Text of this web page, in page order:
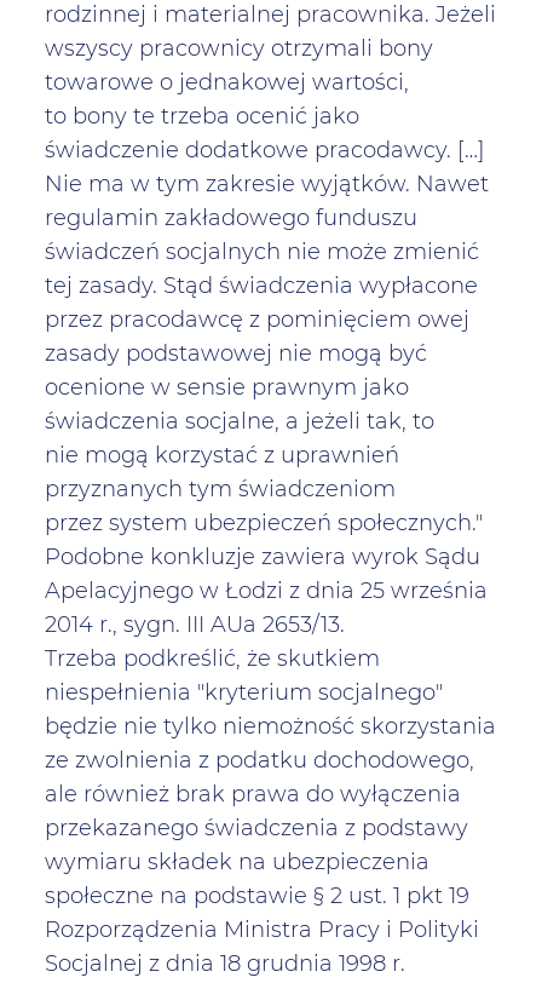
rodzinnej i materialnej pracownika. Jeżeli
wszyscy pracownicy otrzymali bony
towarowe o jednakowej wartości,
to bony te trzeba ocenić jako
świadczenie dodatkowe pracodawcy. […]
Nie ma w tym zakresie wyjątków. Nawet
regulamin zakładowego funduszu
świadczeń socjalnych nie może zmienić
tej zasady. Stąd świadczenia wypłacone
przez pracodawcę z pominięciem owej
zasady podstawowej nie mogą być
ocenione w sensie prawnym jako
świadczenia socjalne, a jeżeli tak, to
nie mogą korzystać z uprawnień
przyznanych tym świadczeniom
przez system ubezpieczeń społecznych."
Podobne konkluzje zawiera wyrok Sądu
Apelacyjnego w Łodzi z dnia 25 września
2014 r., sygn. III AUa 2653/13.
Trzeba podkreślić, że skutkiem
niespełnienia "kryterium socjalnego"
będzie nie tylko niemożność skorzystania
ze zwolnienia z podatku dochodowego,
ale również brak prawa do wyłączenia
przekazanego świadczenia z podstawy
wymiaru składek na ubezpieczenia
społeczne na podstawie § 2 ust. 1 pkt 19
Rozporządzenia Ministra Pracy i Polityki
Socjalnej z dnia 18 grudnia 1998 r.